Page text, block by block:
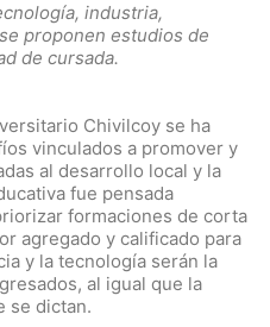
industria,
proponen estudios de
de cursada.
Chivilcoy se ha
vinculados a promover y
al desarrollo local y la
fue pensada
formaciones de corta
agregado y calificado para
y la tecnología serán la
al igual que la
se dictan.